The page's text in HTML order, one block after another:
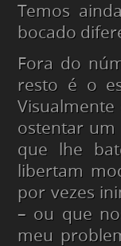
Temos
bocado
Fora do
resto é o
ostentar
que lhe
libertam
por vezes
– ou que
meu